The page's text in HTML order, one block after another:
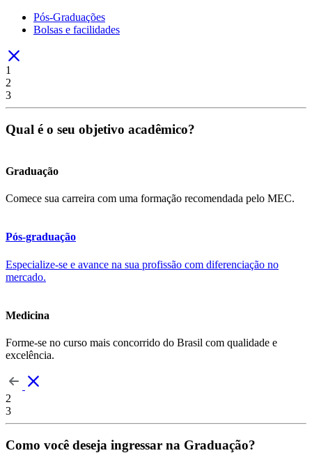
Pós-Graduações
Bolsas e facilidades
1
2
3
Qual é o seu objetivo acadêmico?
Graduação
Comece sua carreira com uma formação recomendada pelo MEC.
Pós-graduação
Especialize-se e avance na sua profissão com diferenciação no
mercado.
Medicina
Forme-se no curso mais concorrido do Brasil com qualidade e
excelência.
2
3
Como você deseja ingressar na Graduação?